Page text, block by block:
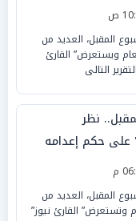
المقبل، العديد من
ويستعرض” القارئ
التالى
نظر
على حكم إعدامه
المقبل، العديد من
وتستعرض” القارئ نيوز”